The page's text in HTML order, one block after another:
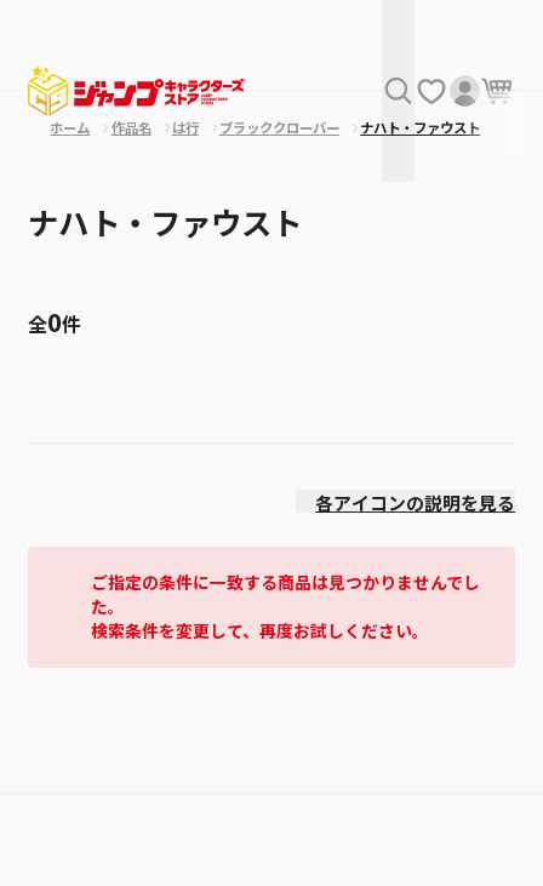
ホーム 作品名 は行 ブラッククローバー ナハト・ファウスト
ナハト・ファウスト
全0件
各アイコンの説明を見る
ご指定の条件に一致する商品は見つかりませんでし
た。
検索条件を変更して、再度お試しください。